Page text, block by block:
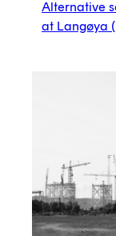
Alternative
at Langøya